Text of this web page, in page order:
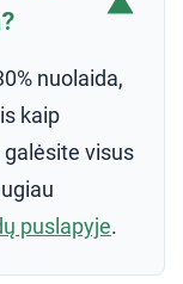
nuolaida,
kaip
visus
puslapyje.